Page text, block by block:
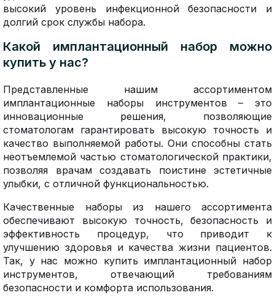
высокий уровень инфекционной безопасности и
долгий срок службы набора.
Какой имплантационный набор можно
купить у нас?
Представленные нашим ассортиментом
имплантационные наборы инструментов – это
инновационные решения, позволяющие
стоматологам гарантировать высокую точность и
качество выполняемой работы. Они способны стать
неотъемлемой частью стоматологической практики,
позволяя врачам создавать поистине эстетичные
улыбки, с отличной функциональностью.
Качественные наборы из нашего ассортимента
обеспечивают высокую точность, безопасность и
эффективность процедур, что приводит к
улучшению здоровья и качества жизни пациентов.
Так, у нас можно купить имплантационный набор
инструментов, отвечающий требованиям
безопасности и комфорта использования.